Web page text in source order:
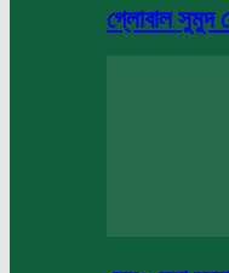
গ্লোবাল সুমুদ